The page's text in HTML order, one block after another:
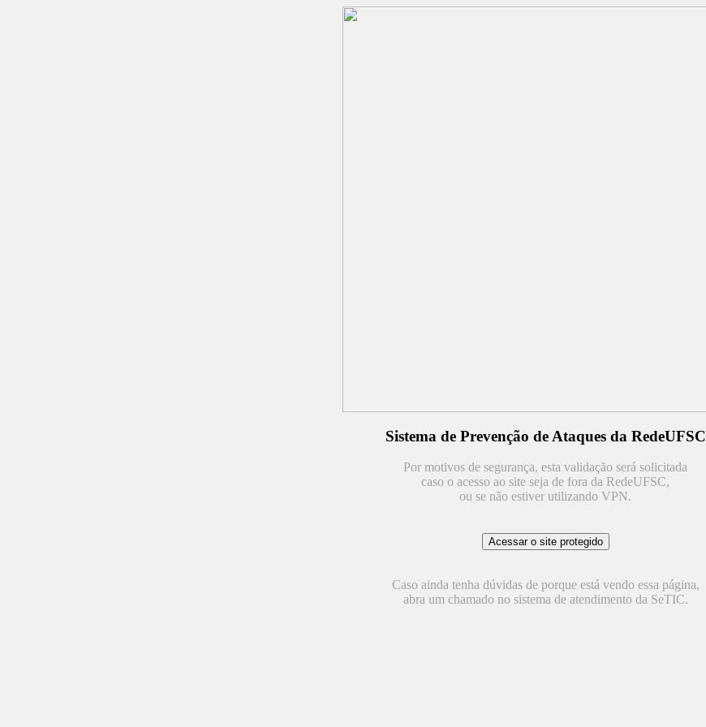
Sistema de Prevenção de Ataques da RedeUFSC
Por motivos de segurança, esta validação será solicitada
caso o acesso ao site seja de fora da RedeUFSC,
ou se não estiver utilizando VPN.
Caso ainda tenha dúvidas de porque está vendo essa página,
abra um chamado no sistema de atendimento da SeTIC.